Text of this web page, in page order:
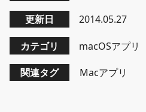
更新日 2014.05.27
カテゴリ macOSアプリ
関連タグ Macアプリ